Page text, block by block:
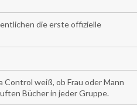
die erste offizielle
Control weiß, ob Frau oder Mann
Bücher in jeder Gruppe.